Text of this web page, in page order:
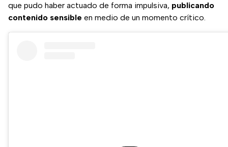
que pudo haber actuado de forma impulsiva, publicando
contenido sensible en medio de un momento crítico.